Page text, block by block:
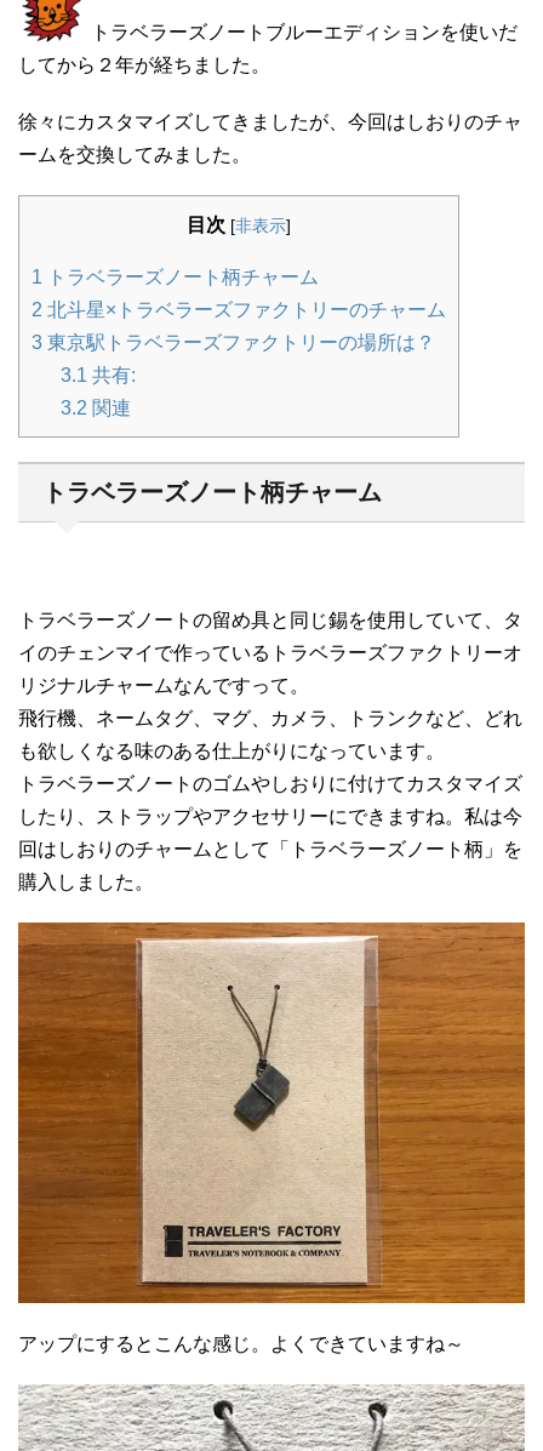
トラベラーズノートブルーエディションを使いだ
してから２年が経ちました。
徐々にカスタマイズしてきましたが、今回はしおりのチャ
ームを交換してみました。
目次 [非表示]
1 トラベラーズノート柄チャーム
2 北斗星×トラベラーズファクトリーのチャーム
3 東京駅トラベラーズファクトリーの場所は？
3.1 共有:
3.2 関連
トラベラーズノート柄チャーム
トラベラーズノートの留め具と同じ錫を使用していて、タ
イのチェンマイで作っているトラベラーズファクトリーオ
リジナルチャームなんですって。
飛行機、ネームタグ、マグ、カメラ、トランクなど、どれ
も欲しくなる味のある仕上がりになっています。
トラベラーズノートのゴムやしおりに付けてカスタマイズ
したり、ストラップやアクセサリーにできますね。私は今
回はしおりのチャームとして「トラベラーズノート柄」を
購入しました。
アップにするとこんな感じ。よくできていますね～